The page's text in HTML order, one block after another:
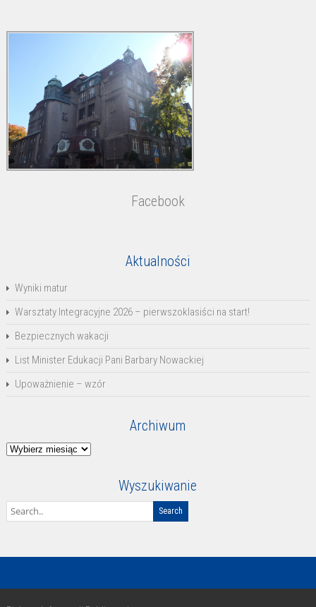
Facebook
Aktualności
Wyniki matur
Warsztaty Integracyjne 2026 – pierwszoklasiści na start!
Bezpiecznych wakacji
List Minister Edukacji Pani Barbary Nowackiej
Upoważnienie – wzór
Archiwum
Archiwum
Wyszukiwanie